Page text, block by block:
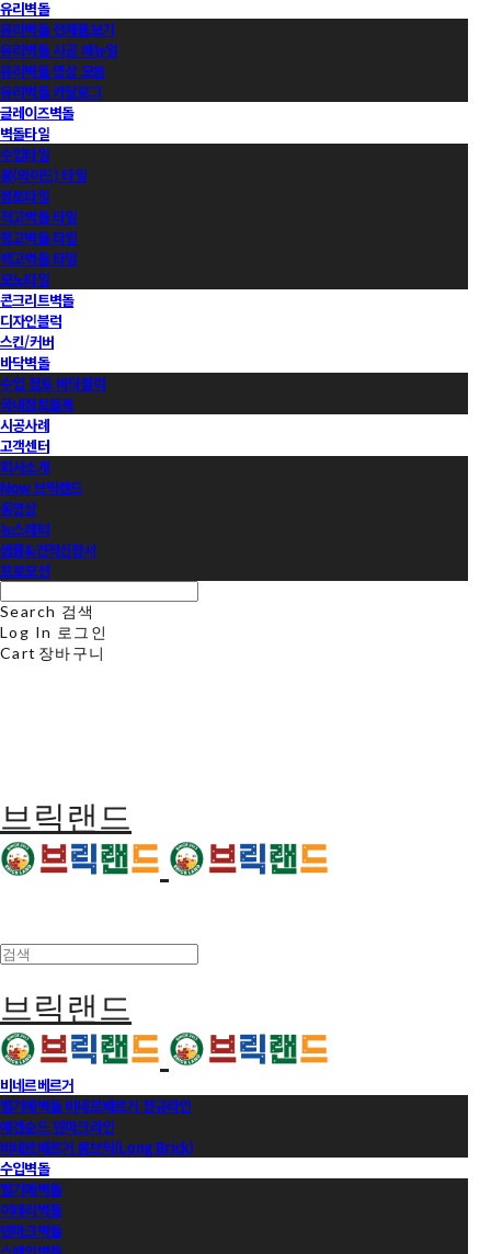
유리벽돌
유리벽돌 전제품보기
유리벽돌 시공 매뉴얼
유리벽돌 영상 모음
유리벽돌 카달로그
글레이즈벽돌
벽돌타일
수입타일
롱(와이드) 타일
점토타일
적고벽돌 타일
청고벽돌 타일
백고벽돌 타일
모노타일
콘크리트벽돌
디자인블럭
스킨/커버
바닥벽돌
수입 점토 바닥블럭
국내점토블록
시공사례
고객센터
회사소개
Now 브릭랜드
동영상
뉴스레터
샘플&견적신청서
프로모션
Search 검색
Log In 로그인
Cart 장바구니
브릭랜드
브릭랜드
비네르베르거
벨기에벽돌 비네르베르거 정규라인
에겐순드 덴마크라인
비네르베르거 롱브릭(Long Brick)
수입벽돌
벨기에벽돌
이태리벽돌
덴마크벽돌